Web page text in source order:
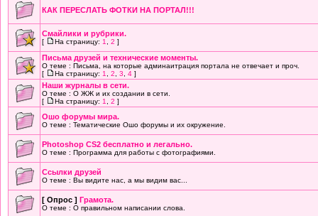
КАК ПЕРЕСЛАТЬ ФОТКИ НА ПОРТАЛ!!!
Смайлики и рубрики.
[ На страницу: 1 2 ]
Письма друзей и технические моменты.
О теме : Письма, на которые админаитрация портала не отвечает и проч.
[
На страницу: 1 2 3 4 ]
Наши журналы в сети.
О теме : О ЖЖ и их создании в сети.
[
На страницу: 1 2 ]
Ошо форумы мира.
О теме : Тематические Ошо форумы и их окружение.
Photoshop CS2 бесплатно и легально.
О теме : Программа для работы с фотографиями.
Cсылки друзей
О теме : Вы видите нас, а мы видим вас...
[ Опрос ] Грамота.
О теме : О правильном написании слова.